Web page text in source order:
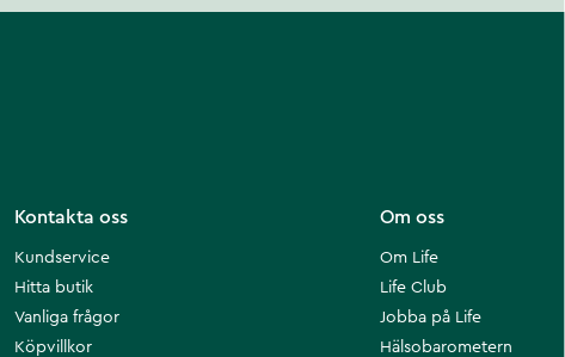
Om oss
Om Life
Life Club
Jobba på Life
Hälsobarometern
Kontakta oss
Kundservice
Hitta butik
Vanliga frågor
Köpvillkor